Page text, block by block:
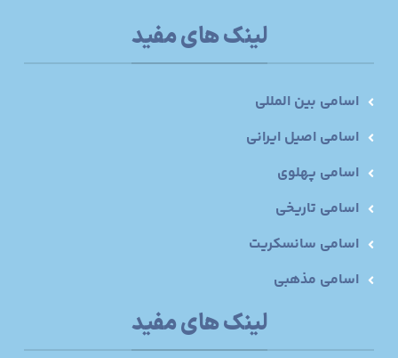
لینک های مفید
اسامی بین المللی
اسامی اصیل ایرانی
اسامی پهلوی
اسامی تاریخی
اسامی سانسکریت
اسامی مذهبی
لینک های مفید